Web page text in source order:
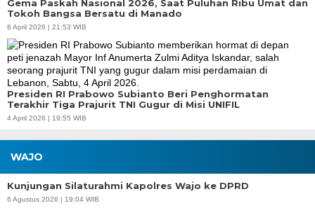
Gema Paskah Nasional 2026, Saat Puluhan Ribu Umat dan
Tokoh Bangsa Bersatu di Manado
8 April 2026 | 21:53 WIB
Presiden RI Prabowo Subianto Beri Penghormatan
Terakhir Tiga Prajurit TNI Gugur di Misi UNIFIL
4 April 2026 | 19:55 WIB
WAJO
Kunjungan Silaturahmi Kapolres Wajo ke DPRD
6 Agustus 2026 | 19:04 WIB